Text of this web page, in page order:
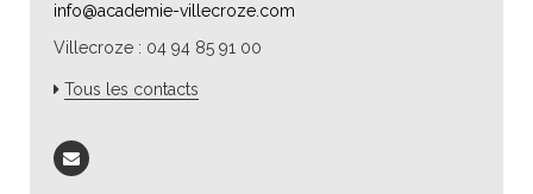
info@academie-villecroze.com
Villecroze : 04 94 85 91 00
Tous les contacts